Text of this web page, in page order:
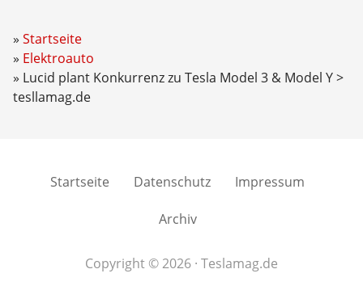
Startseite
Elektroauto
Lucid plant Konkurrenz zu Tesla Model 3 & Model Y >
tesllamag.de
Startseite Datenschutz Impressum
Archiv
Copyright © 2026 · Teslamag.de